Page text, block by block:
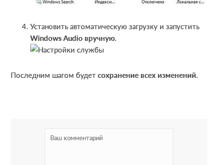
Установить автоматическую загрузку и запустить
Windows Audio вручную.
Последним шагом будетсохранение всех изменений.